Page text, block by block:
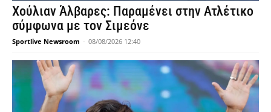
Χούλιαν Άλβαρες: Παραμένει στην Ατλέτικο
σύμφωνα με τον Σιμεόνε
Sportlive Newsroom - 08/08/2026 12:40